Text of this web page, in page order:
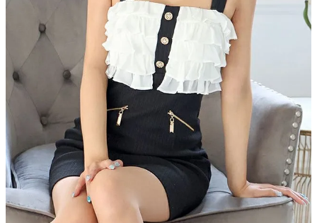
PURESS
GLAMOROUS
IRMA
ランジェリー
コスプレ
浴衣